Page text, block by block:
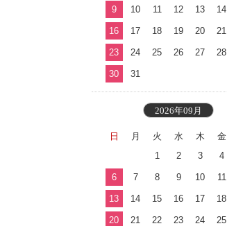
9 10 11 12 13 14
16 17 18 19 20 21
23 24 25 26 27 28
30 31
2026年09月
日 月 火 水 木 金
1
2 3 4
6 7 8 9 10 11
13 14 15 16 17 18
20 21 22 23 24 25